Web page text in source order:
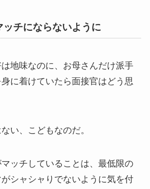
ッチにならないように
地味なのに、お母さんだけ派手
に着けていたら面接官はどう思
い、こどもなのだ。
ッチしていることは、最低限の
シャシャりでないように気を付